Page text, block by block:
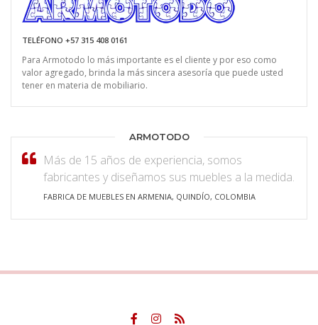
TELÉFONO +57 315 408 0161
Para Armotodo lo más importante es el cliente y por eso como
valor agregado, brinda la más sincera asesoría que puede usted
tener en materia de mobiliario.
ARMOTODO
Más de 15 años de experiencia, somos
fabricantes y diseñamos sus muebles a la medida.
FABRICA DE MUEBLES EN ARMENIA, QUINDÍO, COLOMBIA